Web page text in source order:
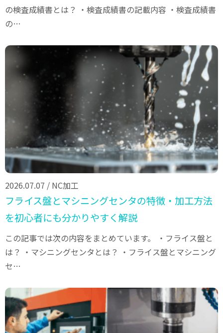
の検査成績書とは？ ・検査成績書の記載内容 ・検査成績書
の…
2026.07.07 / NC加工
フライス盤とマシニングセンタの特徴・加工方法
を初心者にも分かりやすく解説
この記事では次の内容をまとめています。 ・フライス盤と
は？ ・マシニングセンタとは？ ・フライス盤とマシニング
セ…